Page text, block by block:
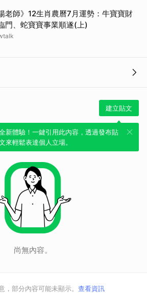
老師》12生肖農曆7月運勢：牛寶寶財
門、蛇寶寶事業順遂(上)
建立貼文
新體驗！一鍵引用此內容，透過發布貼
來輕鬆表達個人立場。
尚無內容。
，部分內容可能未顯示。 查看資訊